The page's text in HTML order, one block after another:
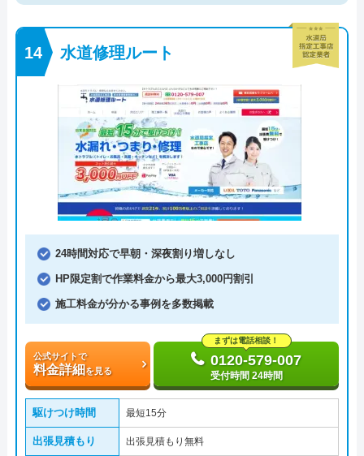
水道修理ルート
24時間対応で早朝・深夜割り増しなし
HP限定割で作業料金から最大3,000円割引
施工料金が分かる事例を多数掲載
公式サイトで
料金詳細を見る
まずは電話相談！
0120-579-007
受付時間 24時間
駆けつけ時間 最短15分
出張見積もり 出張見積もり無料